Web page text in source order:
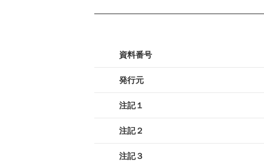
資料番号
発行元
注記１
注記２
注記３